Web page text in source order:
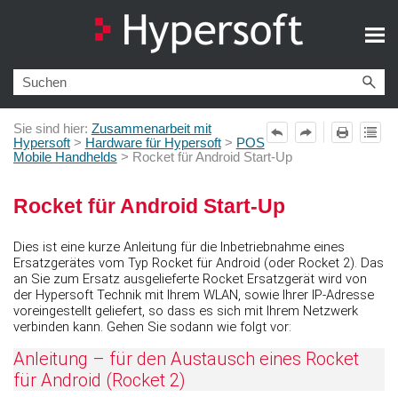
Zu Hauptinhalt springen
Sie sind hier: Zusammenarbeit mit
Hypersoft> Hardware für Hypersoft> POS
Mobile Handhelds > Rocket für Android Start-Up
Rocket für Android Start-Up
Dies ist eine kurze Anleitung für die Inbetriebnahme eines
Ersatzgerätes vom Typ Rocket für Android (oder Rocket 2). Das
an Sie zum Ersatz ausgelieferte Rocket Ersatzgerät wird von
der Hypersoft Technik mit Ihrem WLAN, sowie Ihrer IP-Adresse
voreingestellt geliefert, so dass es sich mit Ihrem Netzwerk
verbinden kann. Gehen Sie sodann wie folgt vor:
Anleitung – für den Austausch eines Rocket
für Android (Rocket 2)